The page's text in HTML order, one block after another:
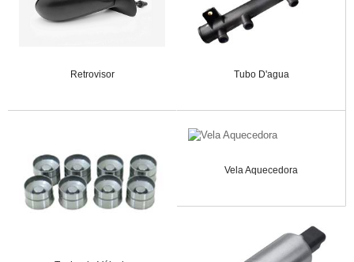
Retrovisor Tubo D'agua
Vela Aquecedora